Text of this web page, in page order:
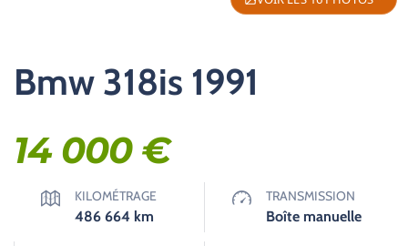
Bmw 318is 1991
14 000€
KILOMÉTRAGE
486 664 km
TRANSMISSION
Boîte manuelle